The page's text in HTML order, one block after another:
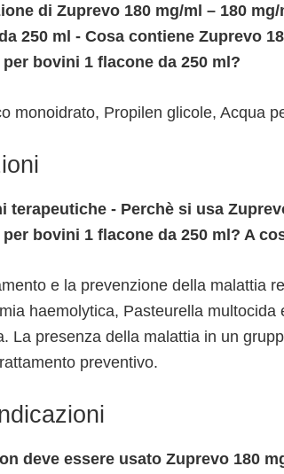
di Zuprevo 180 mg/ml – 180
250 ml - Cosa contiene Zuprevo
bovini 1 flacone da 250 ml?
monoidrato, Propilen glicole, Acqua
terapeutiche - Perchè si usa
bovini 1 flacone da 250 ml? A
e la prevenzione della malattia
haemolytica, Pasteurella multocida
La presenza della malattia in un
preventivo.
deve essere usato Zuprevo 180